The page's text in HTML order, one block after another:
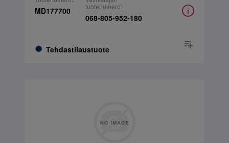
MD177700
Tehdastilaustuote
tuotenumero:
068-805-952-180